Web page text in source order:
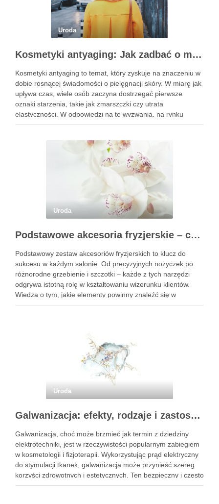
Uroda
Kosmetyki antyaging: Jak zadbać o młodszy wygląd skóry?
Kosmetyki antyaging to temat, który zyskuje na znaczeniu w
dobie rosnącej świadomości o pielęgnacji skóry. W miarę jak
upływa czas, wiele osób zaczyna dostrzegać pierwsze
oznaki starzenia, takie jak zmarszczki czy utrata
elastyczności. W odpowiedzi na te wyzwania, na rynku
pojawiają się innowacyjne produkty, które obiecują nie tylko
Uroda
Podstawowe akcesoria fryzjerskie – co powinien mieć każdy fryzjer?
Podstawowy zestaw akcesoriów fryzjerskich to klucz do
sukcesu w każdym salonie. Od precyzyjnych nożyczek po
różnorodne grzebienie i szczotki – każde z tych narzędzi
odgrywa istotną rolę w kształtowaniu wizerunku klientów.
Wiedza o tym, jakie elementy powinny znaleźć się w
profesjonalnym wyposażeniu, jest niezbędna dla fryzjerów,
Uroda
Galwanizacja: efekty, rodzaje i zastosowanie w kosmetologii
Galwanizacja, choć może brzmieć jak termin z dziedziny
elektrotechniki, jest w rzeczywistości popularnym zabiegiem
w kosmetologii i fizjoterapii. Wykorzystując prąd elektryczny
do stymulacji tkanek, galwanizacja może przynieść szereg
korzyści zdrowotnych i estetycznych. Ten bezpieczny i często
nieodczuwalny zabieg może pomóc w poprawie krążenia,